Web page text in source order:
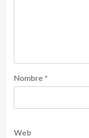
Nombre *
Web